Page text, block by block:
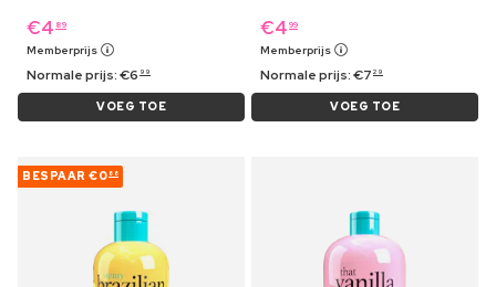
€4 89
Memberprijs
Normale prijs:€6 99
VOEG TOE
€4 99
Memberprijs
Normale prijs:€7 29
VOEG TOE
BESPAAR €0 88